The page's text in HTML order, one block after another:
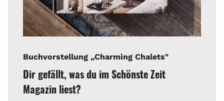
Buchvorstellung „Charming Chalets"
Dir gefällt, was du im Schönste Zeit
Magazin liest?